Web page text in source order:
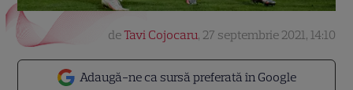
Adaugă-ne ca sursă preferată în Google
deTavi Cojocaru, 27 septembrie 2021, 14:10